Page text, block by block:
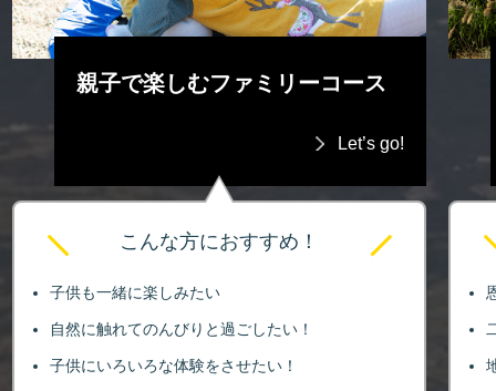
親子で楽しむファミリーコース
Let’s go!
こんな方におすすめ！
子供も一緒に楽しみたい
自然に触れてのんびりと過ごしたい！
子供にいろいろな体験をさせたい！